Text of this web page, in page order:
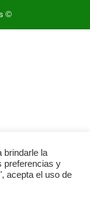
©
brindarle la
preferencias y
acepta el uso de